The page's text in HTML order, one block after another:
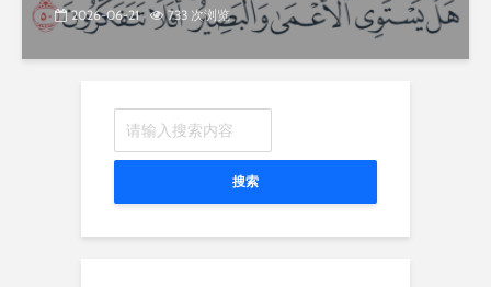
2026-06-21 733 次浏览
搜索